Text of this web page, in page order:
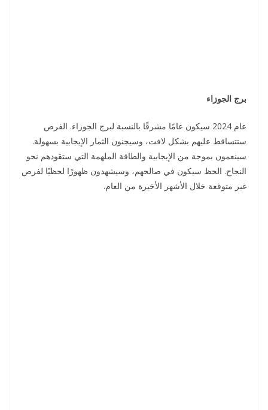
برج الجوزاء
عام 2024 سيكون عامًا مشرقًا بالنسبة لبرج الجوزاء. الفرص
ستتساقط عليهم بشكل لافت، وسيجنون الثمار الإيجابية بسهولة.
سينعمون بموجة من الإيجابية والطاقة الملهمة التي ستقودهم نحو
النجاح. الحظ سيكون في صالحهم، وسيشهدون ظهورًا لحظيًا لفرص
غير متوقعة خلال الأشهر الأخيرة من العام.